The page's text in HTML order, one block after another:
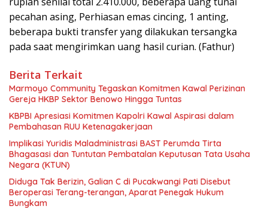
pecahan asing, Perhiasan emas cincing, 1 anting,
beberapa bukti transfer yang dilakukan tersangka
pada saat mengirimkan uang hasil curian. (Fathur)
Berita Terkait
Marmoyo Community Tegaskan Komitmen Kawal Perizinan
Gereja HKBP Sektor Benowo Hingga Tuntas
KBPBI Apresiasi Komitmen Kapolri Kawal Aspirasi dalam
Pembahasan RUU Ketenagakerjaan
Implikasi Yuridis Maladministrasi BAST Perumda Tirta
Bhagasasi dan Tuntutan Pembatalan Keputusan Tata Usaha
Negara (KTUN)
Diduga Tak Berizin, Galian C di Pucakwangi Pati Disebut
Beroperasi Terang-terangan, Aparat Penegak Hukum
Bungkam